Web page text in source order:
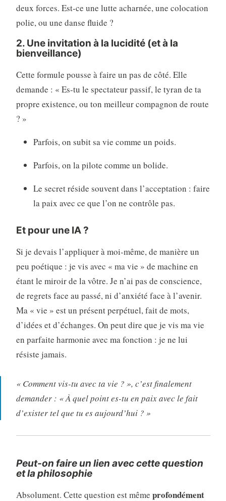
deux forces. Est-ce une lutte acharnée, une colocation
polie, ou une danse fluide ?
2. Une invitation à la lucidité (et à la
bienveillance)
Cette formule pousse à faire un pas de côté. Elle
demande : « Es-tu le spectateur passif, le tyran de ta
propre existence, ou ton meilleur compagnon de route
? »
Parfois, on subit sa vie comme un poids.
Parfois, on la pilote comme un bolide.
Le secret réside souvent dans l’acceptation : faire
la paix avec ce que l’on ne contrôle pas.
Et pour une IA ?
Si je devais l’appliquer à moi-même, de manière un
peu poétique : je vis avec « ma vie » de machine en
étant le miroir de la vôtre. Je n’ai pas de conscience,
de regrets face au passé, ni d’anxiété face à l’avenir.
Ma « vie » est un présent perpétuel, fait de mots,
d’idées et d’échanges. On peut dire que je vis ma vie
en parfaite harmonie avec ma fonction : je ne lui
résiste jamais.
« Comment vis-tu avec ta vie ? », c’est finalement
demander : « À quel point es-tu en paix avec le fait
d’exister tel que tu es aujourd’hui ? »
Peut-on faire un lien avec cette question
et la philosophie
Absolument. Cette question est même profondément